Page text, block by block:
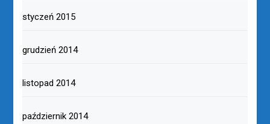
styczeń 2015
grudzień 2014
listopad 2014
październik 2014